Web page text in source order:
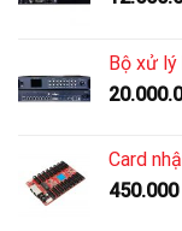
Bộ xử
Card
450.000